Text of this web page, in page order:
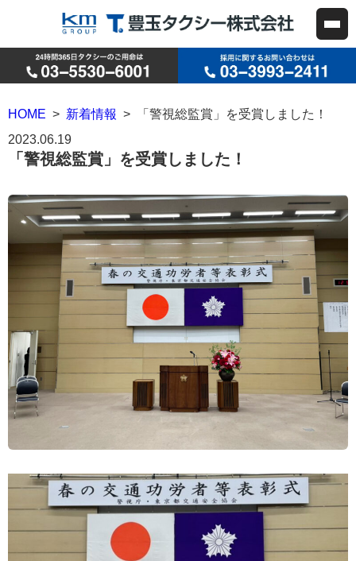
HOME > 新着情報 > 「警視総監賞」を受賞しました！
2023.06.19
「警視総監賞」を受賞しました！